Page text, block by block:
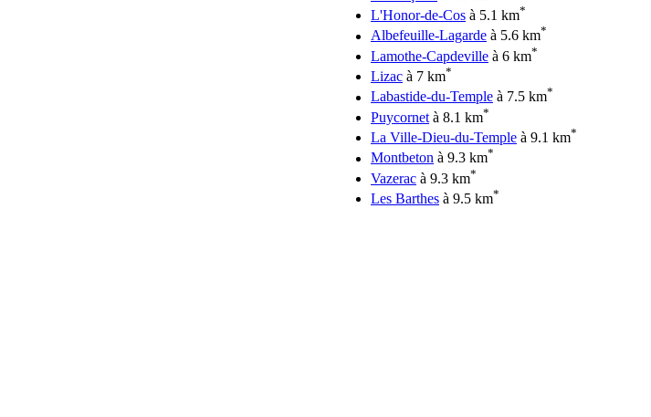
L'Honor-de-Cos à 5.1 km*
Albefeuille-Lagarde à 5.6 km*
Lamothe-Capdeville à 6 km*
Lizac à 7 km*
Labastide-du-Temple à 7.5 km*
Puycornet à 8.1 km*
La Ville-Dieu-du-Temple à 9.1 km*
Montbeton à 9.3 km*
Vazerac à 9.3 km*
Les Barthes à 9.5 km*